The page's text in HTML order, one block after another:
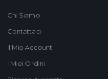
Chi Siamo
Contattaci
Il Mio Account
I Miei Ordini